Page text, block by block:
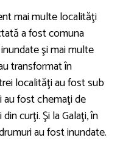
mai multe localităţi
a fost comuna
şi mai multe
transformat în
localităţi au fost sub
au fost chemaţi de
curţi. Şi la Galaţi, în
au fost inundate.